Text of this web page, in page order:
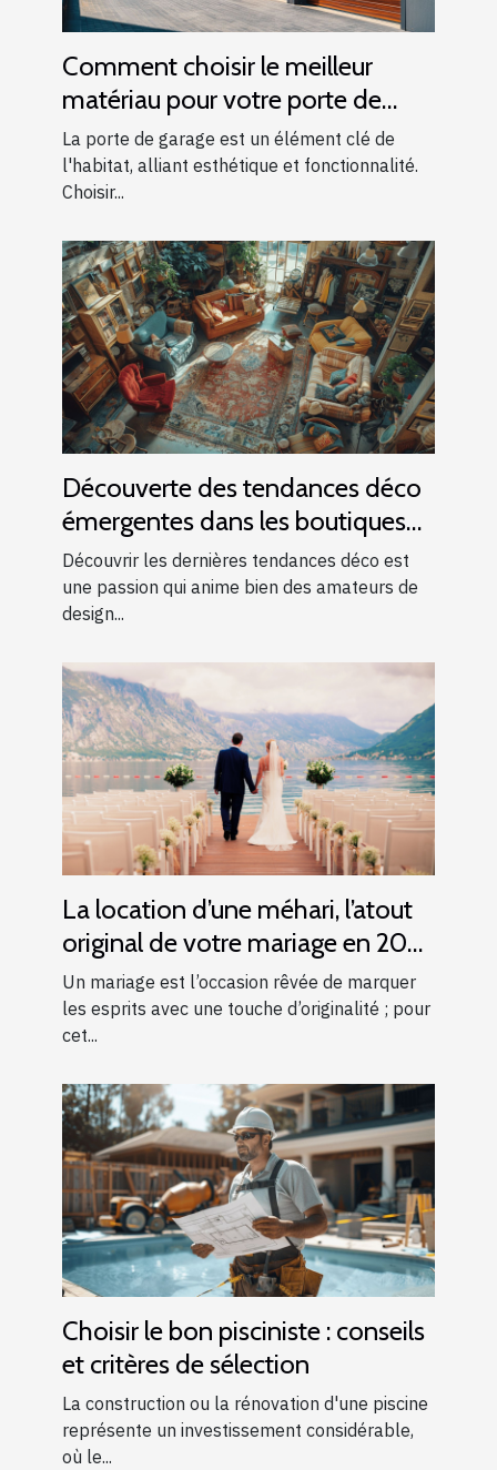
Comment choisir le meilleur
matériau pour votre porte de
garage
La porte de garage est un élément clé de
l'habitat, alliant esthétique et fonctionnalité.
Choisir...
Découverte des tendances déco
émergentes dans les boutiques
locales
Découvrir les dernières tendances déco est
une passion qui anime bien des amateurs de
design...
La location d’une méhari, l’atout
original de votre mariage en 2025
!Un mariage est l’occasion rêvée de marquer
les esprits avec une touche d’originalité ; pour
cet...
Choisir le bon pisciniste : conseils
et critères de sélection
La construction ou la rénovation d'une piscine
représente un investissement considérable,
où le...